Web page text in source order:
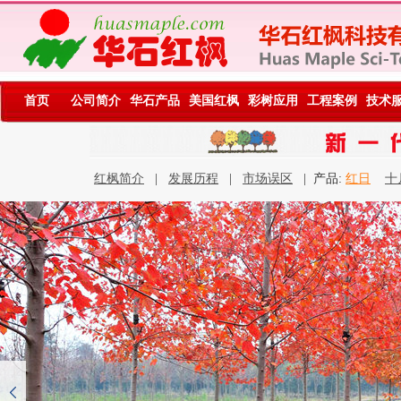
首页 公司简介 华石产品 美国红枫 彩树应用 工程案例 技术
红枫简介 发展历程 市场误区 | 产品: 红日 十